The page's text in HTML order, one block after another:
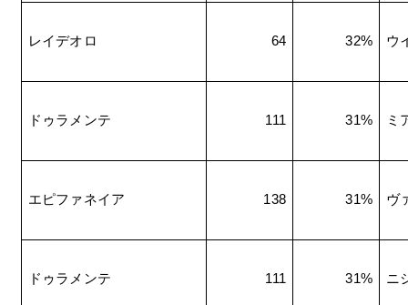
レイデオロ 64 32% ウ
ドゥラメンテ 111 31% ミ
エピファネイア 138 31% ヴ
ドゥラメンテ 111 31% ニ